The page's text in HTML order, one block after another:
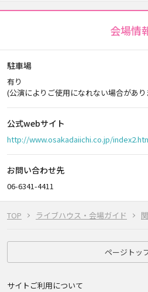
TOP ライブハウス・会場ガイド
会場情
駐車場
有り
(公演によりご使用になれない場合があ
公式webサイト
http://www.osakadaiichi.co.jp/
お問い合わせ先
06-6341-4411
ページトッ
サイトご利用について